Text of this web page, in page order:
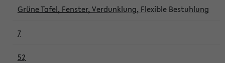
Grüne Tafel, Fenster, Verdunklung, Flexible Bestuhlung
7
52